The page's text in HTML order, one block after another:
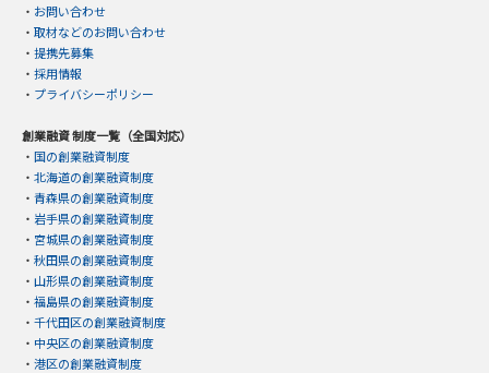
・ お問い合わせ
・ 取材などのお問い合わせ
・ 提携先募集
・ 採用情報
・ プライバシーポリシー
創業融資 制度一覧（全国対応）
・ 国の創業融資制度
・ 北海道の創業融資制度
・ 青森県の創業融資制度
・ 岩手県の創業融資制度
・ 宮城県の創業融資制度
・ 秋田県の創業融資制度
・ 山形県の創業融資制度
・ 福島県の創業融資制度
・ 千代田区の創業融資制度
・ 中央区の創業融資制度
・ 港区の創業融資制度